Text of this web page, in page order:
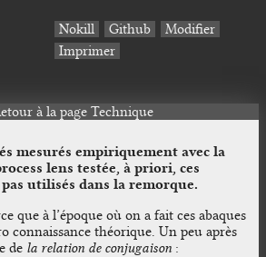
Nokill Github
Modifier
Imprimer
à la page Technique
mesurés empiriquement avec la
lens testée, à priori, ces
utilisés dans la remorque.
que à l’époque où on a fait ces abaques
connaissance théorique. Un peu après
de la relation de conjugaison: